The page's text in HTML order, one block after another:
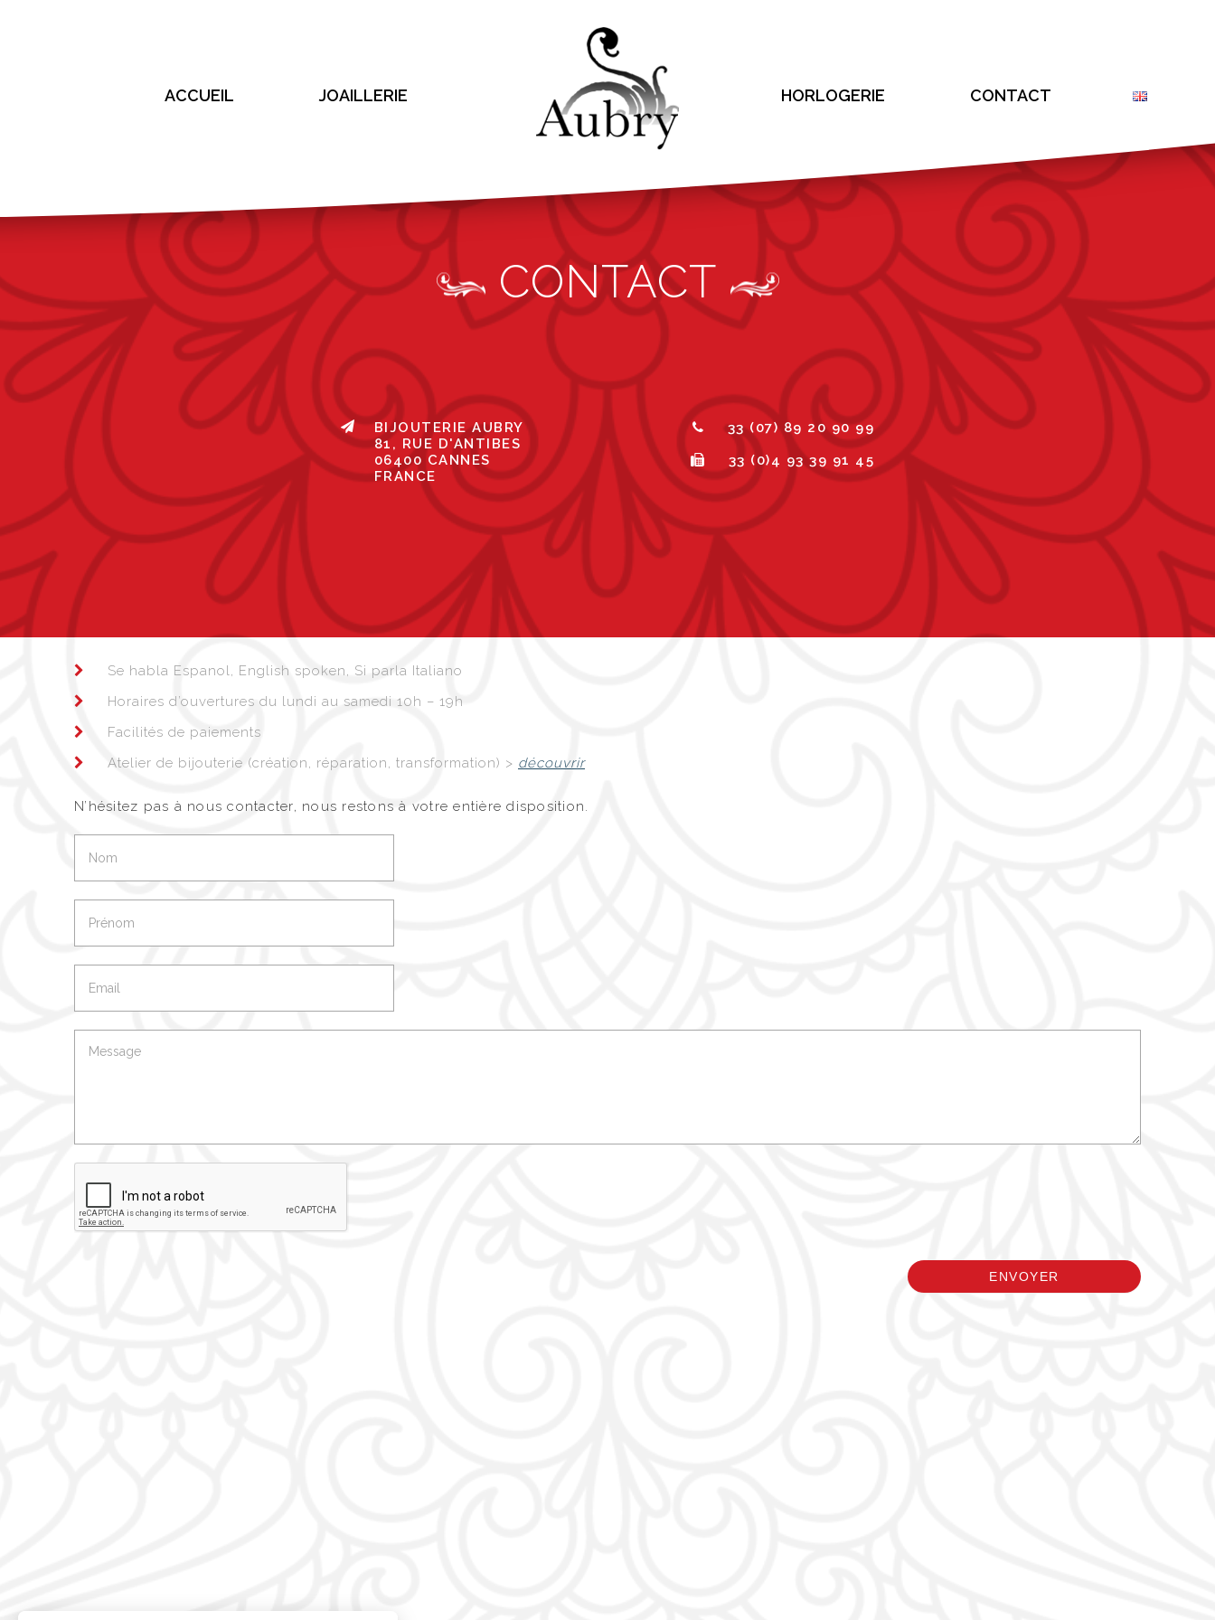
ACCUEIL JOAILLERIE HORLOGERIE CONTACT
CONTACT
BIJOUTERIE AUBRY
81, RUE D'ANTIBES
06400 CANNES
FRANCE
33 (07) 89 20 90 99
33 (0)4 93 39 91 45
Se habla Espanol, English spoken, Si parla Italiano
Horaires d’ouvertures du lundi au samedi 10h – 19h
Facilités de paiements
Atelier de bijouterie (création, réparation, transformation) > découvrir
N’hésitez pas à nous contacter, nous restons à votre entière disposition.
ENVOYER